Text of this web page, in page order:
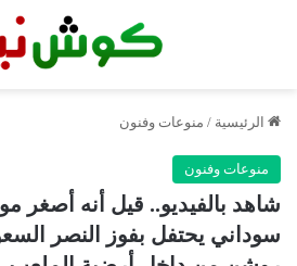
الرئيسية / منوعات وفنون
منوعات وفنون
شاهد بالفيديو.. قيل أنه أصغر
سوداني يحتفل بفوز النصر